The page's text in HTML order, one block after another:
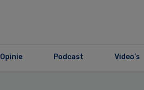
Opinie Podcast Video’s